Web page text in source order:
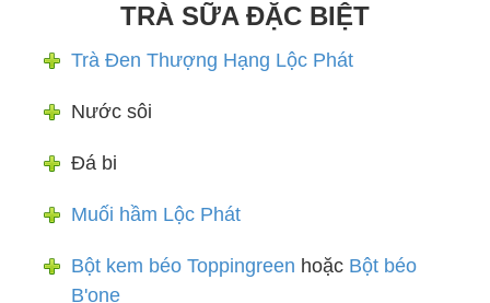
TRÀ SỮA ĐẶC BIỆT
Trà Đen Thượng Hạng Lộc Phát
Nước sôi
Đá bi
Muối hầm Lộc Phát
Bột kem béo Toppingreen hoặc Bột béo
B'one